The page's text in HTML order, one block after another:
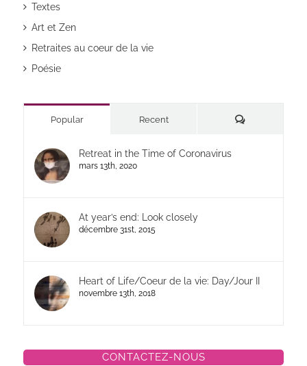
Textes
Art et Zen
Retraites au coeur de la vie
Poésie
Popular Recent Commentaires
Retreat in the Time of Coronavirus
mars 13th, 2020
At year’s end: Look closely
décembre 31st, 2015
Heart of Life/Coeur de la vie: Day/Jour II
novembre 13th, 2018
CONTACTEZ-NOUS